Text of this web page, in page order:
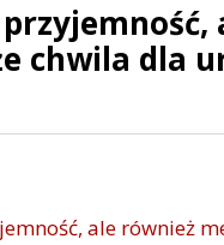
chwila dla
ale również